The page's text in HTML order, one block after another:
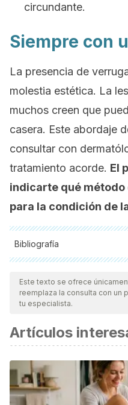
circundante.
Siempre con
La presencia de
molestia estética. La
muchos creen que
casera. Este abordaje
consultar con
tratamiento acorde. El
indicarte qué método
para la condición de
Bibliografía
Todas las fuentes citadas
nuestro equipo, para
vigencia y validez.La
científica.
Piqué Duran, E., and S.
Verruga?."
Canarias
Jaled, Margarita, and
humano (HPV) Parte II-
Este texto se ofrece
reemplaza la consulta con un
tu especialista.
Artículos